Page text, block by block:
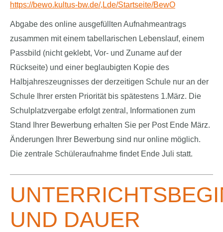
https://bewo.kultus-bw.de/,Lde/Startseite/BewO
Abgabe des online ausgefüllten Aufnahmeantrags
zusammen mit einem tabellarischen Lebenslauf, einem
Passbild (nicht geklebt, Vor- und Zuname auf der
Rückseite) und einer beglaubigten Kopie des
Halbjahreszeugnisses der derzeitigen Schule nur an der
Schule Ihrer ersten Priorität bis spätestens 1.März. Die
Schulplatzvergabe erfolgt zentral, Informationen zum
Stand Ihrer Bewerbung erhalten Sie per Post Ende März.
Änderungen Ihrer Bewerbung sind nur online möglich.
Die zentrale Schüleraufnahme findet Ende Juli statt.
UND DAUER